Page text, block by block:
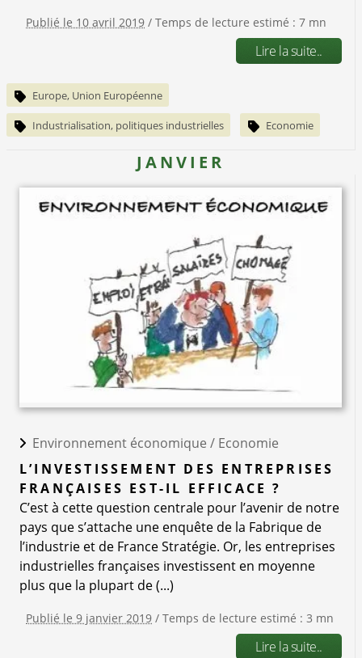
Publié le 10 avril 2019 / Temps de lecture estimé : 7 mn
Lire la suite..
Europe, Union Européenne
Industrialisation, politiques industrielles Economie
JANVIER
Environnement économique / Economie
L’INVESTISSEMENT DES ENTREPRISES
FRANÇAISES EST-IL EFFICACE ?
C’est à cette question centrale pour l’avenir de notre
pays que s’attache une enquête de la Fabrique de
l’industrie et de France Stratégie. Or, les entreprises
industrielles françaises investissent en moyenne
plus que la plupart de (...)
Publié le 9 janvier 2019 / Temps de lecture estimé : 3 mn
Lire la suite..